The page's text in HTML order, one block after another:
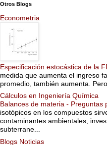
Otros Blogs
Econometria
Especificación estocástica de la
medida que aumenta el ingreso
promedio, también aumenta.
Cálculos en Ingeniería Química
Balances de materia - Preguntas
isotópicos en los compuestos
contaminantes ambientales,
subterrane...
Blogs Noticias